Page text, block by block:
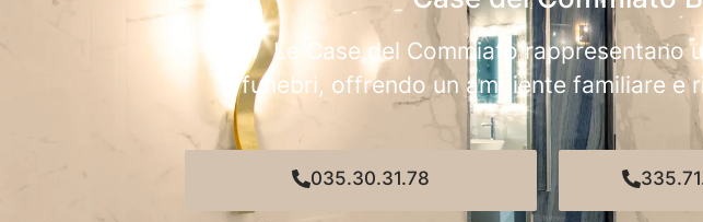
Le Case del Commiato rappresentano
funebri, offrendo un ambiente familiare
035.30.31.78